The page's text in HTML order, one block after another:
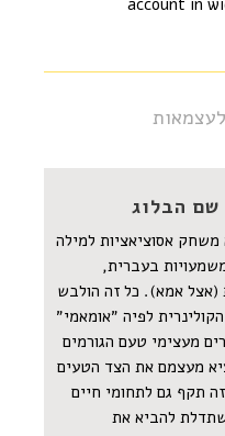
account in
הבלוג
אסוציאציות למילה
בעברית,
(אצל אמא). כל זה הולבש
לפיה ״אומאמי״
מעצימי טעם הגורמים
מעצמם את הצד הטעים
תקף גם לתחומי חיים
להביא את